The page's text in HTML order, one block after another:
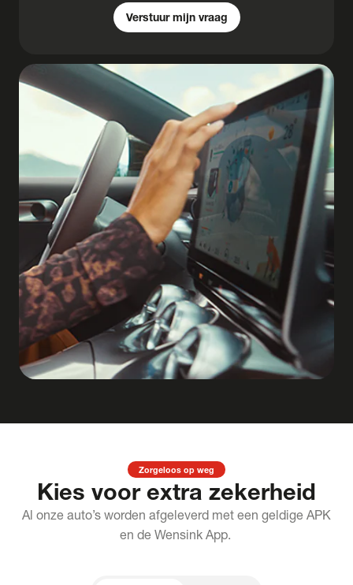
Verstuur mijn vraag
Zorgeloos op weg
Kies voor extra zekerheid
Al onze auto’s worden afgeleverd met een geldige APK
en de Wensink App.